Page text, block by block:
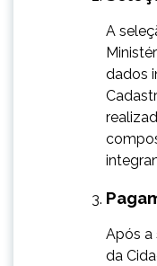
​​A
dados
​Após a
da